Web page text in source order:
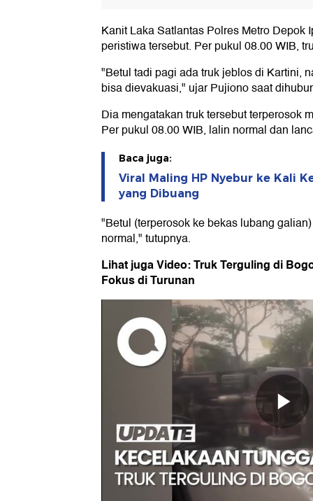
Kanit Laka Satlantas Polres Metro Depok
peristiwa tersebut. Per pukul 08.00 WIB,
"Betul tadi pagi ada truk jeblos di Kartini,
bisa dievakuasi," ujar Pujiono saat
Dia mengatakan truk tersebut terperosok
Per pukul 08.00 WIB, lalin normal dan
Baca juga:
Viral Maling HP Nyebur ke Kali
yang Dibuang
"Betul (terperosok ke bekas lubang
normal," tutupnya.
Lihat juga Video: Truk Terguling di
Fokus di Turunan